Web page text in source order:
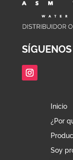
SÍGUENOS
Inicio
¿Por
Soy